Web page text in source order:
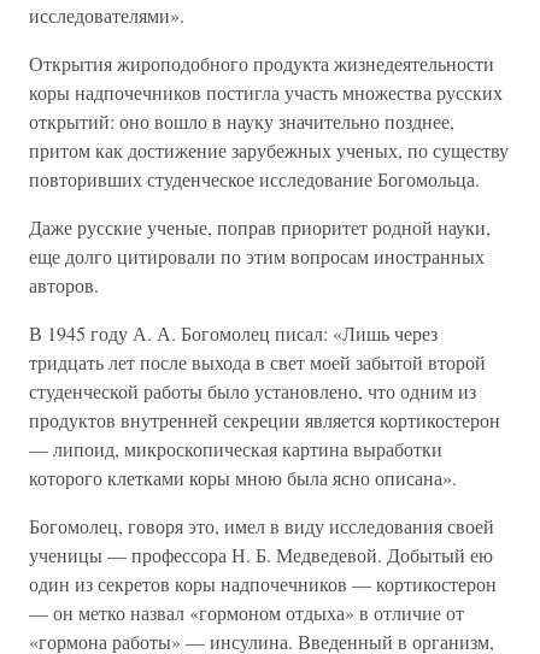
исследователями».
Открытия жироподобного продукта жизнедеятельности
коры надпочечников постигла участь множества русских
открытий: оно вошло в науку значительно позднее,
притом как достижение зарубежных ученых, по существу
повторивших студенческое исследование Богомольца.
Даже русские ученые, поправ приоритет родной науки,
еще долго цитировали по этим вопросам иностранных
авторов.
В 1945 году А. А. Богомолец писал: «Лишь через
тридцать лет после выхода в свет моей забытой второй
студенческой работы было установлено, что одним из
продуктов внутренней секреции является кортикостерон
— липоид, микроскопическая картина выработки
которого клетками коры мною была ясно описана».
Богомолец, говоря это, имел в виду исследования своей
ученицы — профессора Н. Б. Медведевой. Добытый ею
один из секретов коры надпочечников — кортикостерон
— он метко назвал «гормоном отдыха» в отличие от
«гормона работы» — инсулина. Введенный в организм,